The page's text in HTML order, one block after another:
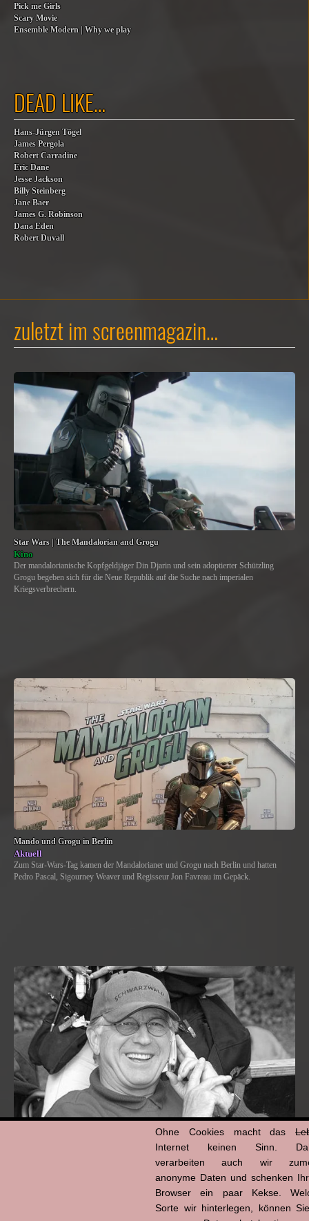
Pick me Girls
Scary Movie
Ensemble Modern | Why we play
DEAD LIKE…
Hans-Jürgen Tögel
James Pergola
Robert Carradine
Eric Dane
Jesse Jackson
Billy Steinberg
Jane Baer
James G. Robinson
Dana Eden
Robert Duvall
zuletzt im screenmagazin…
Star Wars | The Mandalorian and Grogu
Kino
Der mandalorianische Kopfgeldjäger Din Djarin und sein adoptierter Schützling
Grogu begeben sich für die Neue Republik auf die Suche nach imperialen
Kriegsverbrechern.
Mando und Grogu in Berlin
Aktuell
Zum Star-Wars-Tag kamen der Mandalorianer und Grogu nach Berlin und hatten
Pedro Pascal, Sigourney Weaver und Regisseur Jon Favreau im Gepäck.
Ohne Cookies macht das
Internet keinen Sinn.
verarbeiten auch wir
anonyme Daten und schenken
Browser ein paar Kekse.
Sorte wir hinterlegen, können